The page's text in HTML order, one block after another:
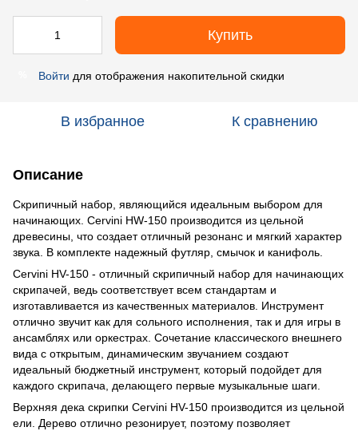
Купить
Войти для отображения накопительной скидки
В избранное К сравнению
Описание
Скрипичный набор, являющийся идеальным выбором для
начинающих. Cervini HW-150 производится из цельной
древесины, что создает отличный резонанс и мягкий характер
звука. В комплекте надежный футляр, смычок и канифоль.
Cervini HV-150 - отличный скрипичный набор для начинающих
скрипачей, ведь соответствует всем стандартам и
изготавливается из качественных материалов. Инструмент
отлично звучит как для сольного исполнения, так и для игры в
ансамблях или оркестрах. Сочетание классического внешнего
вида с открытым, динамическим звучанием создают
идеальный бюджетный инструмент, который подойдет для
каждого скрипача, делающего первые музыкальные шаги.
Верхняя дека скрипки Cervini HV-150 производится из цельной
ели. Дерево отлично резонирует, поэтому позволяет